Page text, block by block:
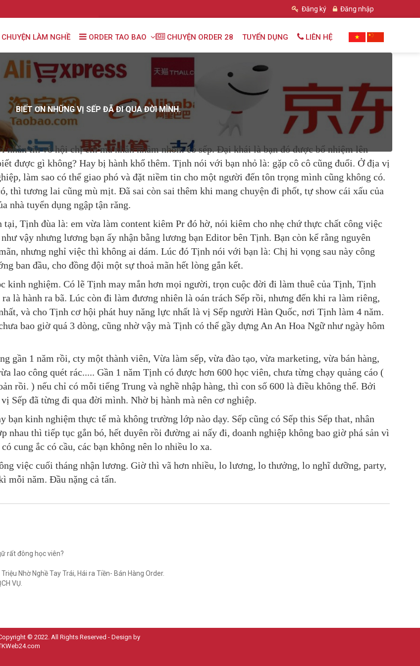
Đăng ký Đăng nhập
CHUYỆN LÀM NGHỀ ORDER TAO BAO CHUYỆN ORDER 28 TUYỂN DỤNG LIÊN HỆ
BIẾT ƠN NHỮNG VỊ SẾP ĐÃ ĐI QUA ĐỜI MÌNH.
nhắn tin vô hội chị em mà nhắn nhầm nhóm có sếp. Đại khái là bạn đó được bổ nhiệm lên
được gì không? Hay bị hành khổ thêm. Tịnh nói với bạn nhỏ là: gặp cô cô cũng đuổi. Ở địa vị
làm sao có thể giao phó và đặt niềm tin cho một người đến tôn trọng mình cũng không có.
thì tương lai cũng mù mịt. Đã sai còn sai thêm khi mang chuyện đi phốt, tự show cái xấu của
nhà tuyển dụng ngập tận răng.
tại, Tịnh đùa là: em vừa làm content kiêm Pr đó hờ, nói kiêm cho nhẹ chứ thực chất công việc
vậy nhưng lương bạn ấy nhận bằng lương bạn Editor bên Tịnh. Bạn còn kể rằng nguyên
nhưng nghỉ việc thì không ai dám. Lúc đó Tịnh nói với bạn là: Chị hi vọng sau này công
ban đầu, cho đồng đội một sự thoả mãn hết lòng gắn kết.
kinh nghiệm. Có lẽ Tịnh may mắn hơn mọi người, trọn cuộc đời đi làm thuê của Tịnh, Tịnh
là hành ra bã. Lúc còn đi làm đương nhiên là oán trách Sếp rồi, nhưng đến khi ra làm riêng,
và cho Tịnh cơ hội phát huy năng lực nhất là vị Sếp người Hàn Quốc, nơi Tịnh làm 4 năm.
bao giờ quá 3 dòng, cũng nhờ vậy mà Tịnh có thể gầy dựng An An Hoa Ngữ như ngày hôm
gần 1 năm rồi, cty một thành viên, Vừa làm sếp, vừa đào tạo, vừa marketing, vừa bán hàng,
lao công quét rác..... Gần 1 năm Tịnh có được hơn 600 học viên, chưa từng chạy quảng cáo (
rồi. ) nếu chỉ có mỗi tiếng Trung và nghề nhập hàng, thì con số 600 là điều không thể. Bởi
Sếp đã từng đi qua đời mình. Nhờ bị hành mà nên cơ nghiệp.
kinh nghiệm thực tế mà không trường lớp nào dạy. Sếp cũng có Sếp this Sếp that, nhân
nhau thì tiếp tục gắn bó, hết duyên rồi đường ai nấy đi, doanh nghiệp không bao giờ phá sản vì
cung ắc có cầu, các bạn không nên lo nhiều lo xa.
việc cuối tháng nhận lương. Giờ thì vã hơn nhiều, lo lương, lo thưởng, lo nghĩ dưỡng, party,
mỗi năm. Đầu nặng cả tấn.
rất đông học viên?
Nhờ Nghề Tay Trái, Hái ra Tiền- Bán Hàng Order.
VỤ.
© 2022. All Rights Reserved - Design by